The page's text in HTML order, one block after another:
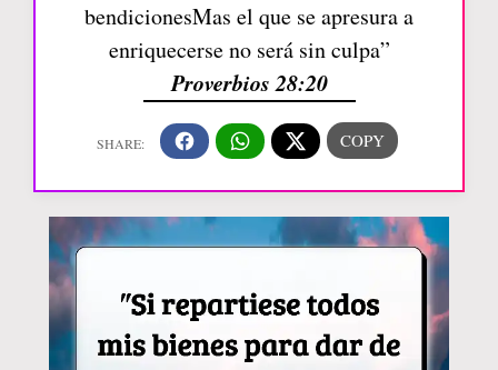
bendicionesMas el que se apresura a
enriquecerse no será sin culpa”
Proverbios 28:20